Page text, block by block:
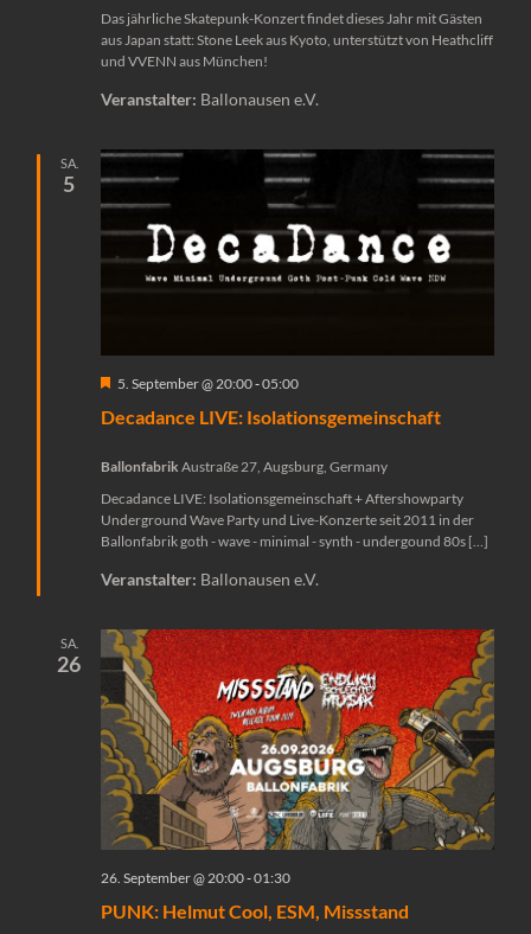
Das jährliche Skatepunk-Konzert findet dieses Jahr mit Gästen
aus Japan statt: Stone Leek aus Kyoto, unterstützt von Heathcliff
und VVENN aus München!
Veranstalter: Ballonausen e.V.
SA.
5
Hervorgehoben
5. September @ 20:00-05:00
Decadance LIVE: Isolationsgemeinschaft
BallonfabrikAustraße 27, Augsburg, Germany
Decadance LIVE: Isolationsgemeinschaft + Aftershowparty
Underground Wave Party und Live-Konzerte seit 2011 in der
Ballonfabrik goth - wave - minimal - synth - undergound 80s […]
Veranstalter: Ballonausen e.V.
SA.
26
26. September @ 20:00-01:30
PUNK: Helmut Cool, ESM, Missstand